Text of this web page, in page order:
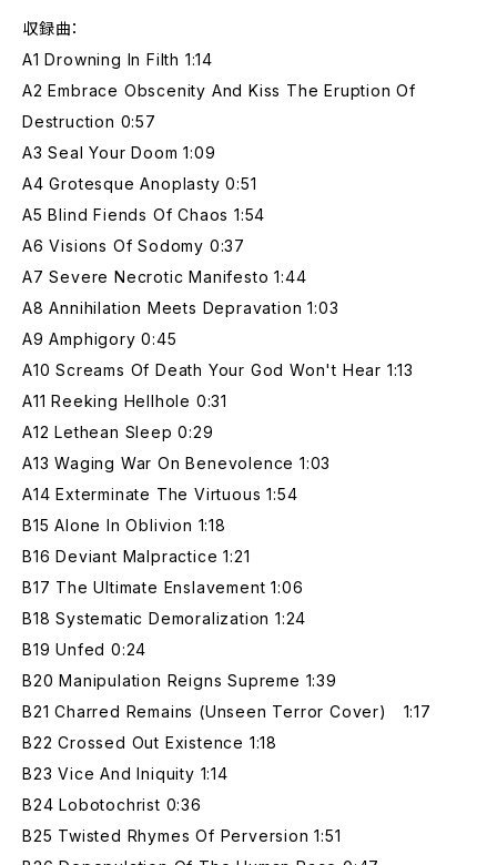
収録曲：
A1 Drowning In Filth 1:14
A2 Embrace Obscenity And Kiss The Eruption Of
Destruction 0:57
A3 Seal Your Doom 1:09
A4 Grotesque Anoplasty 0:51
A5 Blind Fiends Of Chaos 1:54
A6 Visions Of Sodomy 0:37
A7 Severe Necrotic Manifesto 1:44
A8 Annihilation Meets Depravation 1:03
A9 Amphigory 0:45
A10 Screams Of Death Your God Won't Hear 1:13
A11 Reeking Hellhole 0:31
A12 Lethean Sleep 0:29
A13 Waging War On Benevolence 1:03
A14 Exterminate The Virtuous 1:54
B15 Alone In Oblivion 1:18
B16 Deviant Malpractice 1:21
B17 The Ultimate Enslavement 1:06
B18 Systematic Demoralization 1:24
B19 Unfed 0:24
B20 Manipulation Reigns Supreme 1:39
B21 Charred Remains (Unseen Terror Cover) 1:17
B22 Crossed Out Existence 1:18
B23 Vice And Iniquity 1:14
B24 Lobotochrist 0:36
B25 Twisted Rhymes Of Perversion 1:51